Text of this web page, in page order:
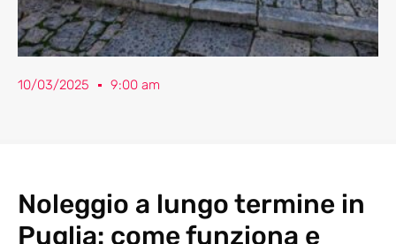
10/03/2025 9:00 am
Noleggio a lungo termine in
Puglia: come funziona e